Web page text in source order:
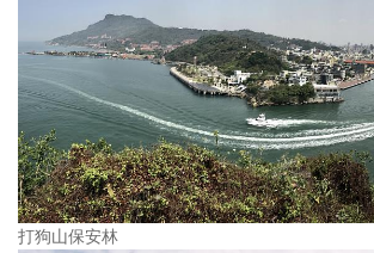
打狗山保安林